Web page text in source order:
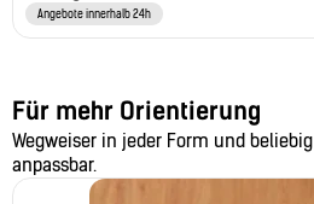
Angebote innerhalb 24h
Für mehr Orientierung
Wegweiser in jeder Form und beliebig
anpassbar.